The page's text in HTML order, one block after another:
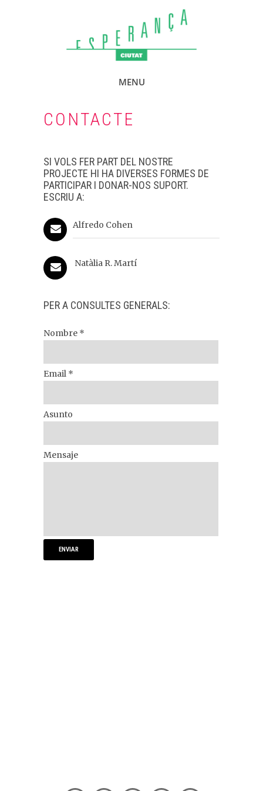
MENU
CONTACTE
SI VOLS FER PART DEL NOSTRE
PROJECTE HI HA DIVERSES FORMES DE
PARTICIPAR I DONAR-NOS SUPORT.
ESCRIU A:
Alfredo Cohen
Natàlia R. Martí
PER A CONSULTES GENERALS:
Nombre *
Email *
Asunto
Mensaje